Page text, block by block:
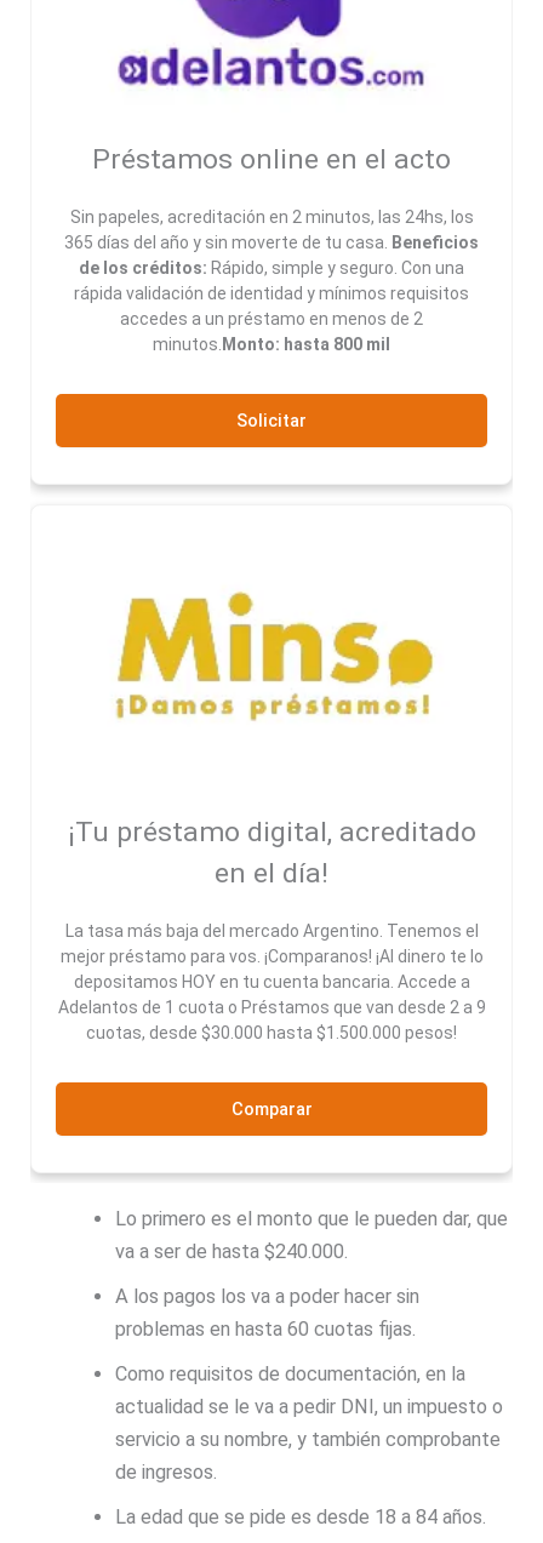
Préstamos online en el acto
Sin papeles, acreditación en 2 minutos, las 24hs, los
365 días del año y sin moverte de tu casa.
Beneficios
de los créditos: Rápido, simple y seguro. Con una
rápida validación de identidad y mínimos requisitos
accedes a un préstamo en menos de 2
minutos. Monto: hasta 800 mil
Solicitar
¡Tu préstamo digital, acreditado
en el día!
La tasa más baja del mercado Argentino. Tenemos el
mejor préstamo para vos. ¡Comparanos! ¡Al dinero te lo
depositamos HOY en tu cuenta bancaria. Accede a
Adelantos de 1 cuota o Préstamos que van desde 2 a 9
cuotas, desde $30.000 hasta $1.500.000 pesos!
Comparar
Lo primero es el monto que le pueden dar, que
va a ser de hasta $240.000.
A los pagos los va a poder hacer sin
problemas en hasta 60 cuotas fijas.
Como requisitos de documentación, en la
actualidad se le va a pedir DNI, un impuesto o
servicio a su nombre, y también comprobante
de ingresos.
La edad que se pide es desde 18 a 84 años.